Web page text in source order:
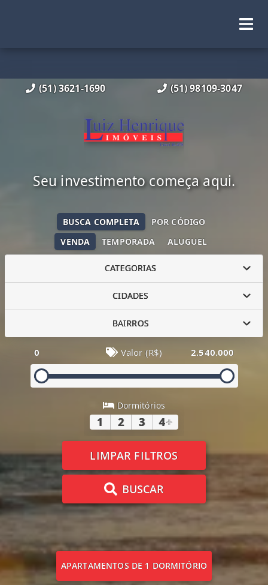
(51) 3621-1690 (51) 98109-3047
Seu investimento começa aqui.
VENDA TEMPORADA ALUGUEL
BUSCA COMPLETA POR CÓDIGO
CATEGORIAS
CIDADES
BAIRROS
0 Valor (R$) 2.540.000
Dormitórios
1 2 3 4+
LIMPAR FILTROS
BUSCAR
APARTAMENTOS DE 1 DORMITÓRIO